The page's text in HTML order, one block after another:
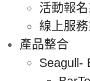
活動報
線上服
產品整合
Seagull-